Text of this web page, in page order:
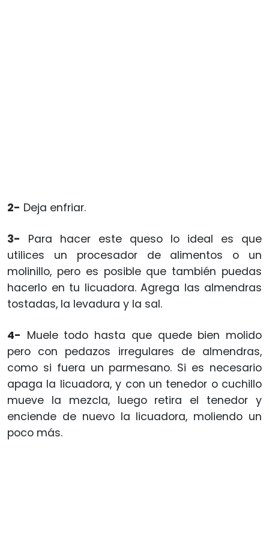
2- Deja enfriar.
3- Para hacer este queso lo ideal es que
utilices un procesador de alimentos o un
molinillo, pero es posible que también puedas
hacerlo en tu licuadora. Agrega las almendras
tostadas, la levadura y la sal.
4- Muele todo hasta que quede bien molido
pero con pedazos irregulares de almendras,
como si fuera un parmesano. Si es necesario
apaga la licuadora, y con un tenedor o cuchillo
mueve la mezcla, luego retira el tenedor y
enciende de nuevo la licuadora, moliendo un
poco más.